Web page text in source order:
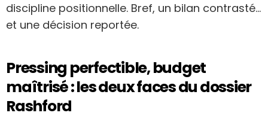
discipline positionnelle. Bref, un bilan contrasté…
et une décision reportée.
Pressing perfectible, budget
maîtrisé : les deux faces du dossier
Rashford